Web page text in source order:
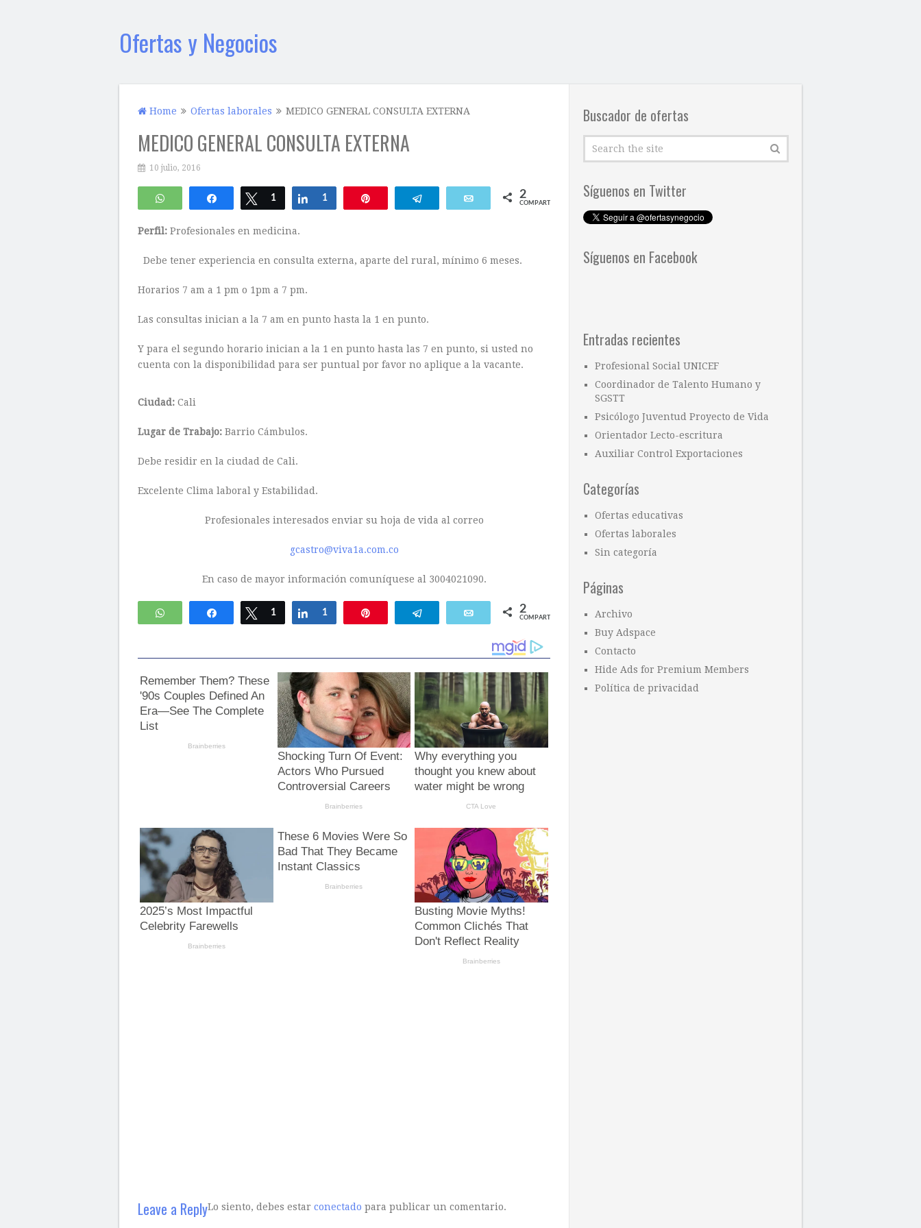
Ofertas y Negocios
Home Ofertas laborales MEDICO GENERAL CONSULTA EXTERNA
MEDICO GENERAL CONSULTA EXTERNA
10 julio, 2016
WhatsApp Compartir Twittear
1 Compartir
1 Telegram Email 2
COMPARTIR
Perfil: Profesionales en medicina.
Debe tener experiencia en consulta externa, aparte del rural, mínimo 6 meses.
Horarios 7 am a 1 pm o 1pm a 7 pm.
Las consultas inician a la 7 am en punto hasta la 1 en punto.
Y para el segundo horario inician a la 1 en punto hasta las 7 en punto, si usted no
cuenta con la disponibilidad para ser puntual por favor no aplique a la vacante.
Ciudad: Cali
Lugar de Trabajo: Barrio Cámbulos.
Debe residir en la ciudad de Cali.
Excelente Clima laboral y Estabilidad.
Profesionales interesados enviar su hoja de vida al correo
gcastro@viva1a.com.co
En caso de mayor información comuníquese al 3004021090.
WhatsApp Compartir Twittear
1 Compartir
1 Telegram Email 2
COMPARTIR
Leave a ReplyLo siento, debes estar conectado para publicar un comentario.
Buscador de ofertas
Síguenos en Twitter
Síguenos en Facebook
Entradas recientes
Profesional Social UNICEF
Coordinador de Talento Humano y
SGSTT
Psicólogo Juventud Proyecto de Vida
Orientador Lecto-escritura
Auxiliar Control Exportaciones
Categorías
Ofertas educativas
Ofertas laborales
Sin categoría
Páginas
Archivo
Buy Adspace
Contacto
Hide Ads for Premium Members
Política de privacidad